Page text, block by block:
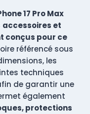
17 Pro Max
accessoires et
conçus pour ce
référencé sous
les
techniques
de garantir une
également
protections